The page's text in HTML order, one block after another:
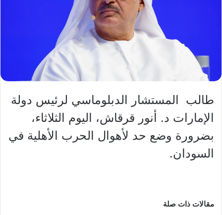
طالب المستشار الدبلوماسي لرئيس دولة
الإمارات د. أنور قرقاش، اليوم الثلاثاء،
بضرورة وضع حد لأهوال الحرب الأهلية في
السودان.
مقالات ذات صلة